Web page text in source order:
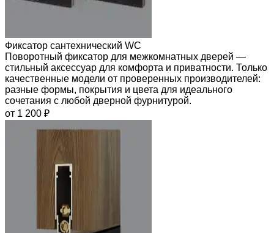
Фиксатор сантехнический WC
Поворотный фиксатор для межкомнатных дверей —
стильный аксессуар для комфорта и приватности. Только
качественные модели от проверенных производителей:
разные формы, покрытия и цвета для идеального
сочетания с любой дверной фурнитурой.
от 1 200 ₽